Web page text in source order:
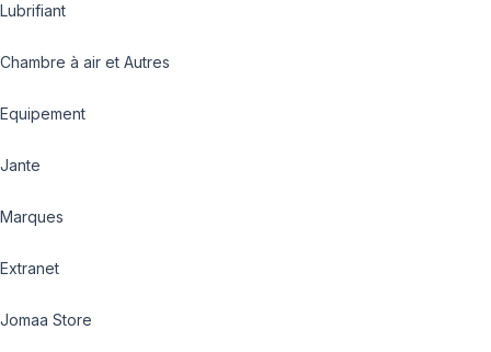
Lubrifiant
Chambre à air et Autres
Equipement
Jante
Marques
Extranet
Jomaa Store